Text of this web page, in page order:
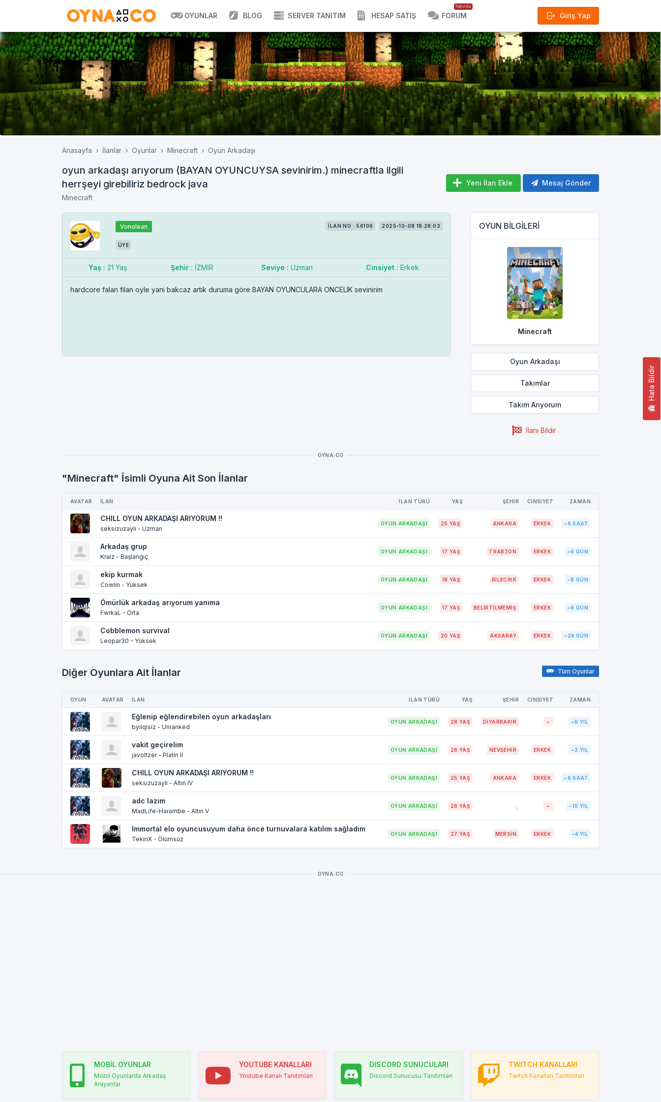
Hata Bildir
Giriş Yap
OYUNLAR BLOG SERVER TANITIM HESAP SATIŞ FORUM
Yakında
Anasayfa İlanlar Oyunlar Minecraft Oyun Arkadaşı
oyun arkadaşı arıyorum (BAYAN OYUNCUYSA sevinirim.) minecraftla ilgili
herrşeyi girebiliriz bedrock java
Minecraft
Yeni İlan Ekle Mesaj Gönder
Vonolean
ÜYE
İLAN NO : 56106 2025-10-08 18:28:03
Yaş : 21 Yaş Şehir : İZMİR Seviye : Uzman Cinsiyet : Erkek
hardcore falan filan oyle yani bakcaz artık duruma göre BAYAN OYUNCULARA ONCELIK sevinirim
OYUN BİLGİLERİ
Minecraft
Oyun Arkadaşı
Takımlar
Takım Arıyorum
İlanı Bildir
OYNA.CO
"Minecraft" İsimli Oyuna Ait Son İlanlar
AVATAR İLAN İLAN TÜRÜ YAŞ ŞEHİR CİNSİYET ZAMAN
CHILL OYUN ARKADAŞI ARIYORUM !!
seksizuzayli - Uzman
OYUN ARKADAŞI 25 YAŞ ANKARA ERKEK ~6 SAAT
Arkadaş grup
Kralz - Başlangıç
OYUN ARKADAŞI 17 YAŞ TRABZON ERKEK ~6 GÜN
ekip kurmak
Cowlin - Yüksek
OYUN ARKADAŞI 18 YAŞ BİLECİKK ERKEK ~8 GÜN
Ömürlük arkadaş arıyorum yanıma
FwrkaL - Orta
OYUN ARKADAŞI 17 YAŞ BELIRTILMEMIŞ ERKEK ~9 GÜN
Cobblemon survival
Leopar30 - Yüksek
OYUN ARKADAŞI 20 YAŞ AKSARAY ERKEK ~24 GÜN
Diğer Oyunlara Ait İlanlar Tüm Oyunlar
OYUN AVATAR İLAN İLAN TÜRÜ YAŞ ŞEHİR CİNSİYET ZAMAN
Eğlenip eğlendirebilen oyun arkadaşları
byilqisiz - Unranked
OYUN ARKADAŞI 28 YAŞ DİYARBAKIR ~ ~9 YIL
vakit geçirelim
javoltzer - Platin II
OYUN ARKADAŞI 26 YAŞ NEVŞEHİR ERKEK ~3 YIL
CHILL OYUN ARKADAŞI ARIYORUM !!
seksizuzayli - Altın IV
OYUN ARKADAŞI 25 YAŞ ANKARA ERKEK ~6 SAAT
adc lazım
MadLife-Harambe - Altın V
OYUN ARKADAŞI 26 YAŞ ~ ~10 YIL
Immortal elo oyuncusuyum daha önce turnuvalara katılım sağladım
TekinX - Ölümsüz
OYUN ARKADAŞI 27 YAŞ MERSİN ERKEK ~4 YIL
OYNA.CO
MOBİL OYUNLAR
Mobil Oyunlarda Arkadaş
Arayanlar
YOUTUBE KANALLARI
Youtube Kanalı Tanıtımları
DISCORD SUNUCULARI
Discord Sunucusu Tanıtımları
TWITCH KANALLARI
Twitch Kanalları Tanıtımları